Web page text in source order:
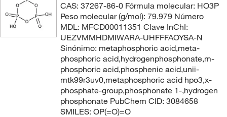
CAS: 37267-86-0 Fórmula molecular: HO3P
Peso molecular (g/mol): 79.979 Número
MDL: MFCD00011351 Clave InChI:
UEZVMMHDMIWARA-UHFFFAOYSA-N
Sinónimo: metaphosphoric acid,meta-
phosphoric acid,hydrogenphosphonate,m-
phosphoric acid,phosphenic acid,unii-
mtk99r3uv0,metaphosphoric acid hpo3,x-
phosphate-group,phosphonate 1-,hydrogen
phosphonate PubChem CID: 3084658
SMILES: OP(=O)=O